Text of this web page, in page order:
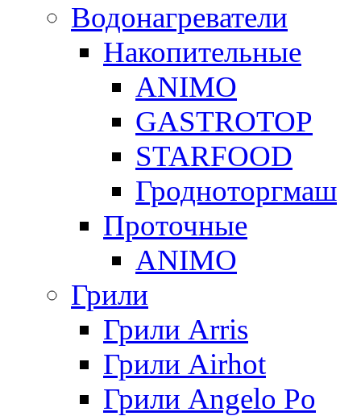
Водонагреватели
Накопительные
ANIMO
GASTROTOP
STARFOOD
Гродноторгмаш
Проточные
ANIMO
Грили
Грили Arris
Грили Airhot
Грили Angelo Po